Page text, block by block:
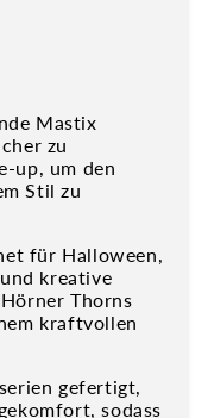
Mastix
zu
up, um den
Stil zu
für Halloween,
kreative
Thorns
kraftvollen
gefertigt,
sodass